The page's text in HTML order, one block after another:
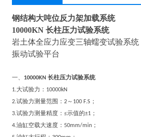
钢结构大吨位反力架加载系统
10000KN 长柱压力试验系统
岩土体全应力应变三轴蠕变试验系统
振动试验平台
一、 10000KN 长柱压力试验系统
1.大试验力：10000kN
2.试验力测量范围：2～100 F.S；
3.试验力测量精度：≤示值的±1；
4.油缸空载大速度：50mm/min；